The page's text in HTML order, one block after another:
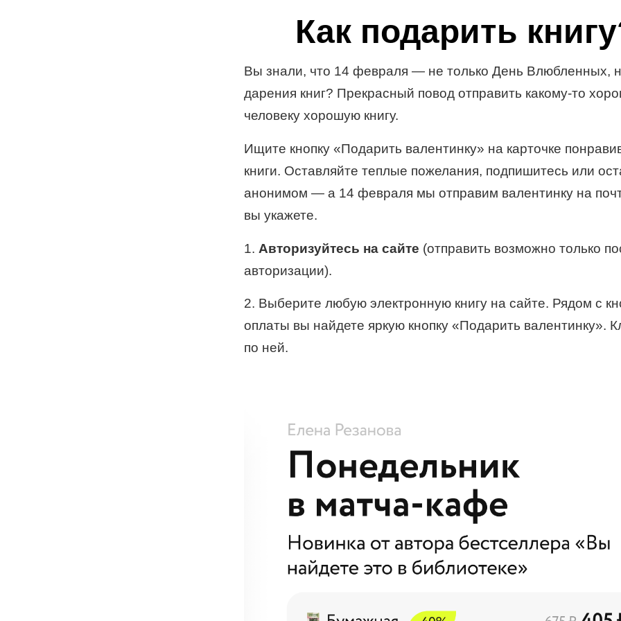
Как подарить
Вы знали, что 14 февраля — не только День Влюбленных,
дарения книг? Прекрасный повод отправить какому-то
человеку хорошую книгу.
Ищите кнопку «Подарить валентинку» на карточке
книги. Оставляйте теплые пожелания, подпишитесь или
анонимом — а 14 февраля мы отправим валентинку на
вы укажете.
1. Авторизуйтесь на сайте (отправить возможно только
авторизации).
2. Выберите любую электронную книгу на сайте. Рядом с
оплаты вы найдете яркую кнопку «Подарить валентинку».
по ней.